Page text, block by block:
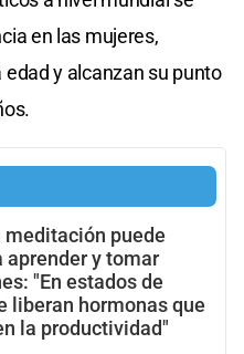
en las mujeres,
y alcanzan su punto
meditación puede
aprender y tomar
"En estados de
liberan hormonas que
la productividad"